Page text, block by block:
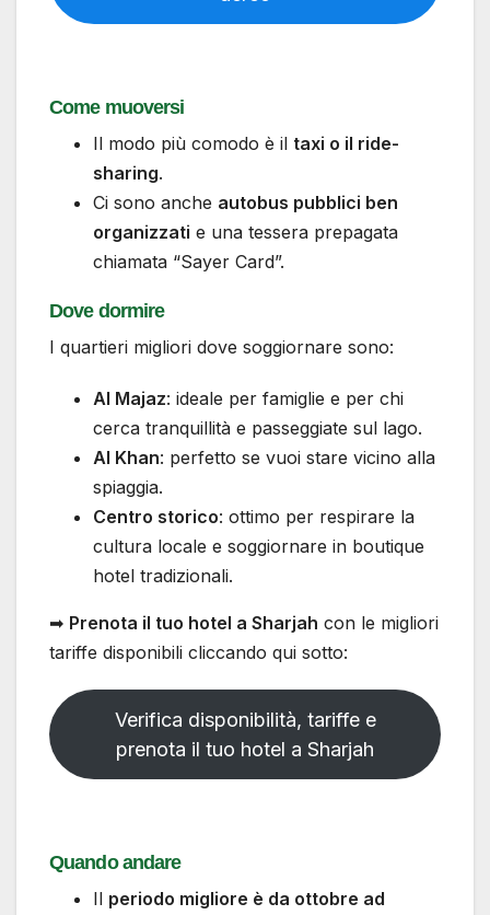
Come muoversi
Il modo più comodo è il taxi o il ride-
sharing.
Ci sono anche autobus pubblici ben
organizzati e una tessera prepagata
chiamata “Sayer Card”.
Dove dormire
I quartieri migliori dove soggiornare sono:
Al Majaz: ideale per famiglie e per chi
cerca tranquillità e passeggiate sul lago.
Al Khan: perfetto se vuoi stare vicino alla
spiaggia.
Centro storico: ottimo per respirare la
cultura locale e soggiornare in boutique
hotel tradizionali.
➡ Prenota il tuo hotel a Sharjah con le migliori
tariffe disponibili cliccando qui sotto:
Verifica disponibilità, tariffe e
prenota il tuo hotel a Sharjah
Quando andare
Il periodo migliore è da ottobre ad